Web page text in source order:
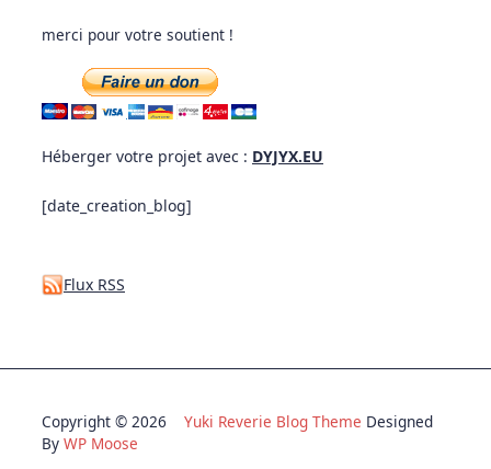
merci pour votre soutient !
Héberger votre projet avec : DYJYX.EU
[date_creation_blog]
Flux RSS
Copyright © 2026 Yuki Reverie Blog Theme Designed
By WP Moose